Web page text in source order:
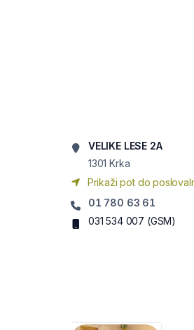
VELIKE LESE 2A
1301 Krka
Prikaži pot do
01 780 63 61
031 534 007 (GSM)